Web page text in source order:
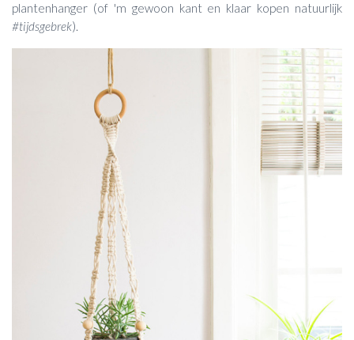
plantenhanger (of 'm gewoon kant en klaar kopen natuurlijk
#tijdsgebrek).